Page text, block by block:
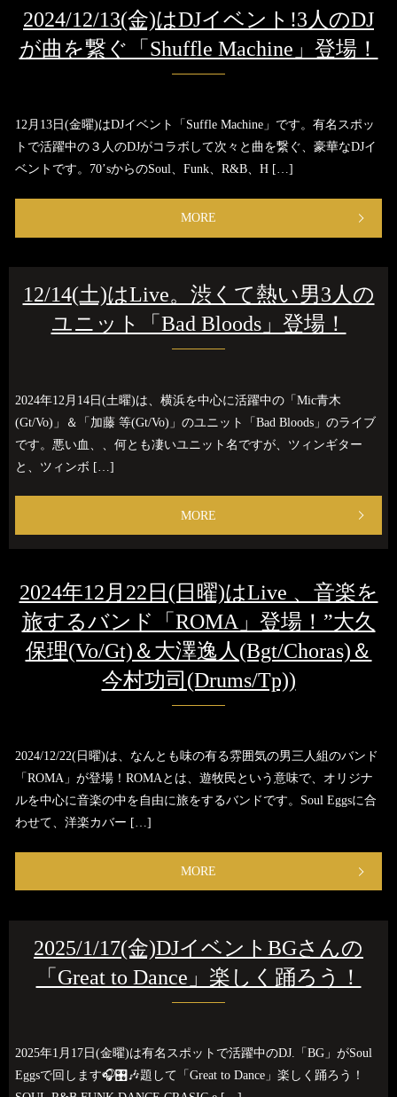
2024/12/13(金)はDJイベント!3人のDJ
が曲を繋ぐ「Shuffle Machine」登場！
12月13日(金曜)はDJイベント「Suffle Machine」です。有名スポッ
トで活躍中の３人のDJがコラボして次々と曲を繋ぐ、豪華なDJイ
ベントです。70’sからのSoul、Funk、R&B、H […]
MORE
12/14(土)はLive。渋くて熱い男3人の
ユニット「Bad Bloods」登場！
2024年12月14日(土曜)は、横浜を中心に活躍中の「Mic青木
(Gt/Vo)」＆「加藤 等(Gt/Vo)」のユニット「Bad Bloods」のライブ
です。悪い血、、何とも凄いユニット名ですが、ツィンギター
と、ツィンボ […]
MORE
2024年12月22日(日曜)はLive 、音楽を
旅するバンド「ROMA」登場！”大久
保理(Vo/Gt)＆大澤逸人(Bgt/Choras)＆
今村功司(Drums/Tp))
2024/12/22(日曜)は、なんとも味の有る雰囲気の男三人組のバンド
「ROMA」が登場！ROMAとは、遊牧民という意味で、オリジナ
ルを中心に音楽の中を自由に旅をするバンドです。Soul Eggsに合
わせて、洋楽カバー […]
MORE
2025/1/17(金)DJイベントBGさんの
「Great to Dance」楽しく踊ろう！
2025年1月17日(金曜)は有名スポットで活躍中のDJ.「BG」がSoul
Eggsで回します🎧🎛️🎶題して「Great to Dance」楽しく踊ろう！